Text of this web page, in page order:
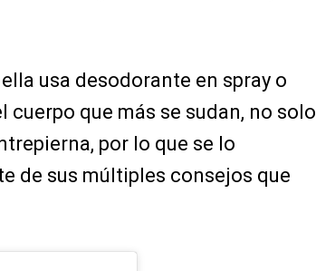
usa desodorante en spray o
cuerpo que más se sudan, no solo
por lo que se lo
de sus múltiples consejos que